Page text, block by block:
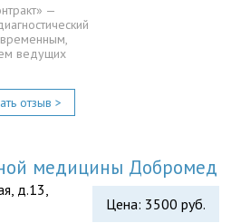
—
ведущих
отзыв >
медицины Добромед
Цена: 3500 руб.
д.13,